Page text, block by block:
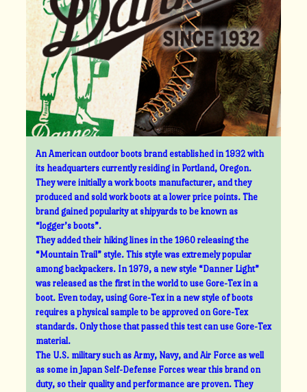
An American outdoor boots brand established in 1932 with
its headquarters currently residing in Portland, Oregon.
They were initially a work boots manufacturer, and they
produced and sold work boots at a lower price points. The
brand gained popularity at shipyards to be known as
“logger’s boots”.
They added their hiking lines in the 1960 releasing the
“Mountain Trail” style. This style was extremely popular
among backpackers. In 1979, a new style “Danner Light”
was released as the first in the world to use Gore-Tex in a
boot. Even today, using Gore-Tex in a new style of boots
requires a physical sample to be approved on Gore-Tex
standards. Only those that passed this test can use Gore-Tex
material.
The U.S. military such as Army, Navy, and Air Force as well
as some in Japan Self-Defense Forces wear this brand on
duty, so their quality and performance are proven. They